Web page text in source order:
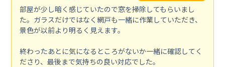
部屋が少し暗く感じていたので窓を掃除してもらいまし
た。ガラスだけではなく網戸も一緒に作業していただき、
景色が以前より明るく見えます。
終わったあとに気になるところがないか一緒に確認してく
ださり、最後まで気持ちの良い対応でした。